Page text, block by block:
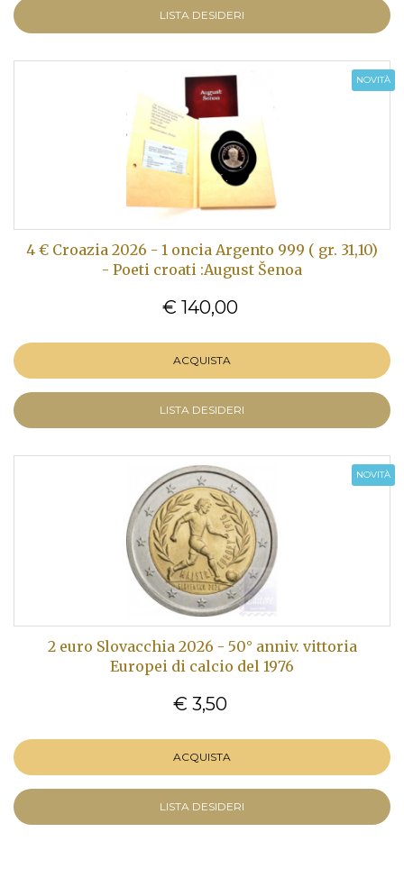
LISTA DESIDERI
NOVITÀ
4 € Croazia 2026 - 1 oncia Argento 999 ( gr. 31,10)
- Poeti croati :August Šenoa
€ 140,00
ACQUISTA
LISTA DESIDERI
NOVITÀ
2 euro Slovacchia 2026 - 50° anniv. vittoria
Europei di calcio del 1976
€ 3,50
ACQUISTA
LISTA DESIDERI